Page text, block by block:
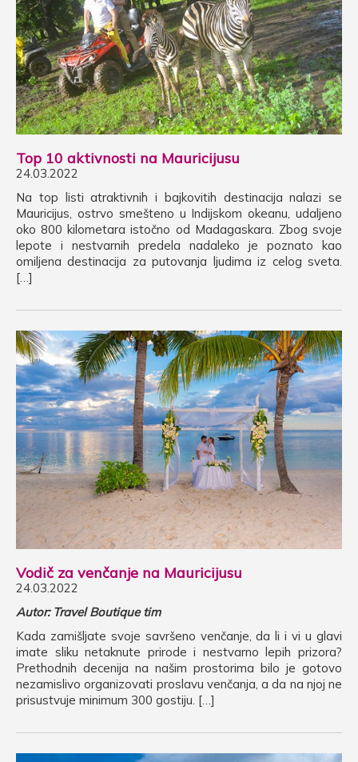
Top 10 aktivnosti na Mauricijusu
24.03.2022
Na top listi atraktivnih i bajkovitih destinacija nalazi se
Mauricijus, ostrvo smešteno u Indijskom okeanu, udaljeno
oko 800 kilometara istočno od Madagaskara. Zbog svoje
lepote i nestvarnih predela nadaleko je poznato kao
omiljena destinacija za putovanja ljudima iz celog sveta.
[…]
Vodič za venčanje na Mauricijusu
24.03.2022
Autor: Travel Boutique tim
Kada zamišljate svoje savršeno venčanje, da li i vi u glavi
imate sliku netaknute prirode i nestvarno lepih prizora?
Prethodnih decenija na našim prostorima bilo je gotovo
nezamislivo organizovati proslavu venčanja, a da na njoj ne
prisustvuje minimum 300 gostiju. […]